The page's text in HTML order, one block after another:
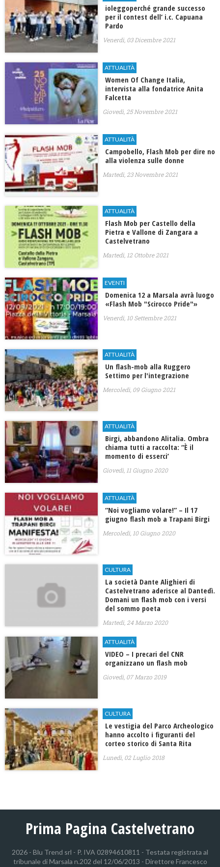
ioleggoperché grande successo
per il contest dell’ i.c. Capuana
Pardo
Venerdì, 03 Dicembre 2021
ATTUALITÀ
Women Of Change Italia,
intervista alla fondatrice Anita
Falcetta
Giovedì, 25 Novembre 2021
ATTUALITÀ
Campobello, Flash Mob per dire no
alla violenza sulle donne
Martedì, 23 Novembre 2021
ATTUALITÀ
Flash Mob per Castello della
Pietra e Vallone di Zangara a
Castelvetrano
Martedì, 12 Ottobre 2021
EVENTI
Domenica 12 a Marsala avrà luogo
«Flash Mob "Scirocco Pride"»
Venerdì, 10 Settembre 2021
ATTUALITÀ
Un flash-mob alla Ruggero
Settimo per l'integrazione
Mercoledì, 09 Giugno 2021
ATTUALITÀ
Birgi, abbandono Alitalia. Ombra
chiama tutti a raccolta: “È il
momento di esserci’
Giovedì, 11 Giugno 2020
ATTUALITÀ
“Noi vogliamo volare!” – Il 17
giugno flash mob a Trapani Birgi
Mercoledì, 10 Giugno 2020
CULTURA
La società Dante Alighieri di
Castelvetrano aderisce al Dantedì.
Domani un flash mob con i versi
del sommo poeta
Martedì, 24 Marzo 2020
ATTUALITÀ
VIDEO – I precari del CNR
organizzano un flash mob
Giovedì, 07 Marzo 2019
CULTURA
Le vestigia del Parco Archeologico
hanno accolto i figuranti del
corteo storico di Santa Rita
Lunedì, 02 Luglio 2018
Prima Pagina Castelvetrano
2026 - Blu Trend srl - P. IVA 02894610811 - Testata registrata al
tribunale di Marsala n.202 del 12/06/2013 - Direttore Francesco